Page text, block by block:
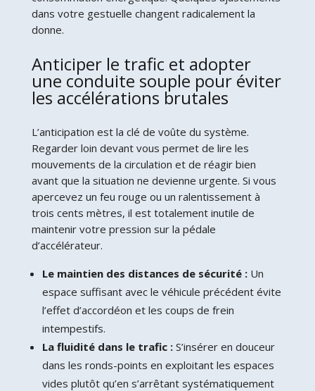
dans votre gestuelle changent radicalement la
donne.
Anticiper le trafic et adopter
une conduite souple pour éviter
les accélérations brutales
L’anticipation est la clé de voûte du système.
Regarder loin devant vous permet de lire les
mouvements de la circulation et de réagir bien
avant que la situation ne devienne urgente. Si vous
apercevez un feu rouge ou un ralentissement à
trois cents mètres, il est totalement inutile de
maintenir votre pression sur la pédale
d’accélérateur.
Le maintien des distances de sécurité :Un
espace suffisant avec le véhicule précédent évite
l’effet d’accordéon et les coups de frein
intempestifs.
La fluidité dans le trafic :S’insérer en douceur
dans les ronds-points en exploitant les espaces
vides plutôt qu’en s’arrêtant systématiquement